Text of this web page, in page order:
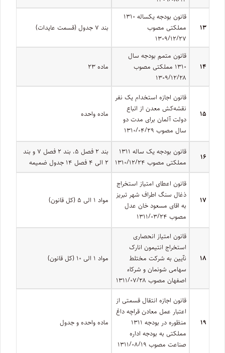
۱۳
قانون بودجه یکساله ۱۳۱۰
مملکتی مصوب
۱۳۰۹/۱۲/۲۷
بند ۷ جدول (قسمت عایدات)
۱۴
قانون متمم بودجه سال
۱۳۱۰ مملکتی مصوب
۱۳۰۹/۱۲/۲۸
ماده ۲۳
۱۵
قانون اجازه استخدام یک نفر
نقشه‌کش معدن از اتباع
دولت آلمان برای مدت دو
سال مصوب ۱۳۱۰/۰۴/۲۹
ماده‌ واحده
۱۶
قانون بودجه یک ساله ۱۳۱۱
مملکتی مصوب ۱۳۱۰/۱۲/۲۴
بند ۲ فصل ۵، بند ۲ فصل ۷ و بند
۲ الی ۴ فصل ۱۴ جدول ضمیمه
۱۷
قانون اعطای امتیاز استخراج
ذغال سنگ اطراف شهر تبریز
به اقای مسعود خان عدل
مصوب ۱۳۱۱/۰۳/۲۴
مواد ۱ الی ۵ (کل قانون)
۱۸
قانون امتیاز انحصاری
استخراج انتیمون انارک
نآیین‌ به شرکت مختلط
سهامی شونمان و شرکاء
اصفهان مصوب ۱۳۱۱/۰۷/۲۸
مواد ۱ الی ۱۰ (کل قانون)
۱۹
قانون اجازه انتقال قسمتی از
اعتبار عمل معادن قراچه داغ
منظوره در بودجه ۱۳۱۱
مملکتی به بودجه اداره
صناعت مصوب ۱۳۱۱/۰۸/۱۹
ماده‌ واحده و جدول